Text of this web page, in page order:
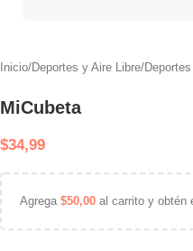
Inicio/Deportes y Aire Libre/
MiCubeta
$34,99
Agrega $50,00 al carrito y obtén